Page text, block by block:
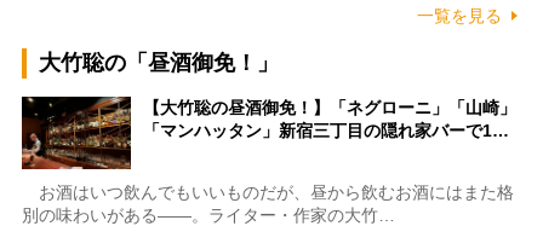
一覧を見る
大竹聡の「昼酒御免！」
【大竹聡の昼酒御免！】「ネグローニ」「山崎」
「マンハッタン」新宿三丁目の隠れ家バーで1…
お酒はいつ飲んでもいいものだが、昼から飲むお酒にはまた格
別の味わいがある――。ライター・作家の大竹…